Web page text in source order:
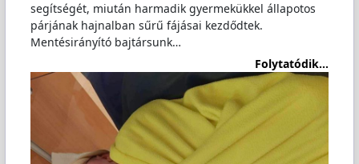
segítségét, miután harmadik gyermekükkel állapotos
párjának hajnalban sűrű fájásai kezdődtek.
Mentésirányító bajtársunk…
Folytatódik...